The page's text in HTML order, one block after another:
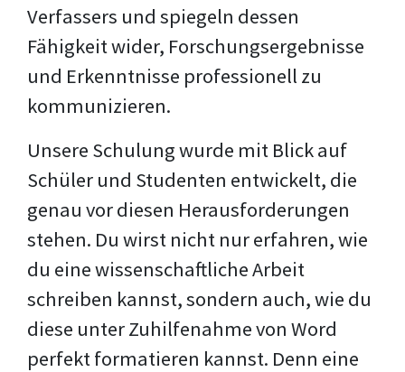
Verfassers und spiegeln dessen
Fähigkeit wider, Forschungsergebnisse
und Erkenntnisse professionell zu
kommunizieren.
Unsere Schulung wurde mit Blick auf
Schüler und Studenten entwickelt, die
genau vor diesen Herausforderungen
stehen. Du wirst nicht nur erfahren, wie
du eine wissenschaftliche Arbeit
schreiben kannst, sondern auch, wie du
diese unter Zuhilfenahme von Word
perfekt formatieren kannst. Denn eine